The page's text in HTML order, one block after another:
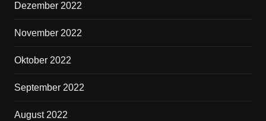
Dezember 2022
November 2022
Oktober 2022
September 2022
August 2022